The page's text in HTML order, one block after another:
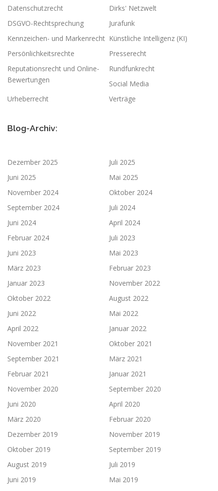
Datenschutzrecht
Dirks' Netzwelt
DSGVO-Rechtsprechung
Jurafunk
Kennzeichen- und Markenrecht Künstliche Intelligenz (KI)
Persönlichkeitsrechte
Presserecht
Reputationsrecht und Online-
Bewertungen
Rundfunkrecht
Social Media
Urheberrecht
Verträge
Blog-Archiv:
Dezember 2025
Juli 2025
Juni 2025
Mai 2025
November 2024
Oktober 2024
September 2024
Juli 2024
Juni 2024
April 2024
Februar 2024
Juli 2023
Juni 2023
Mai 2023
März 2023
Februar 2023
Januar 2023
November 2022
Oktober 2022
August 2022
Juni 2022
Mai 2022
April 2022
Januar 2022
November 2021
Oktober 2021
September 2021
März 2021
Februar 2021
Januar 2021
November 2020
September 2020
Juni 2020
April 2020
März 2020
Februar 2020
Dezember 2019
November 2019
Oktober 2019
September 2019
August 2019
Juli 2019
Juni 2019
Mai 2019